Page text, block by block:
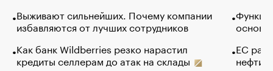
Выживают сильнейших. Почему компании
избавляются от лучших сотрудников
Как банк Wildberries резко нарастил
кредиты селлерам до атак на склады
основ
ЕС
нефти